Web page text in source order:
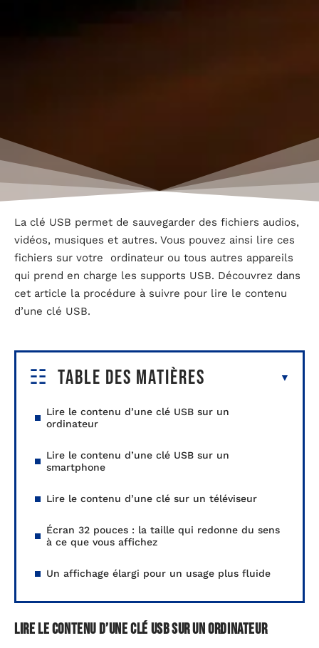
La clé USB permet de sauvegarder des fichiers audios,
vidéos, musiques et autres. Vous pouvez ainsi lire ces
fichiers sur votre
ordinateur ou tous autres appareils
qui prend en charge les supports USB. Découvrez dans
cet article la procédure à suivre pour lire le contenu
d’une clé USB.
Table des matières
Lire le contenu d’une clé USB sur un
ordinateur
Lire le contenu d’une clé USB sur un
smartphone
Lire le contenu d’une clé sur un téléviseur
Écran 32 pouces : la taille qui redonne du sens
à ce que vous affichez
Un affichage élargi pour un usage plus fluide
Lire le contenu d’une clé USB sur un ordinateur